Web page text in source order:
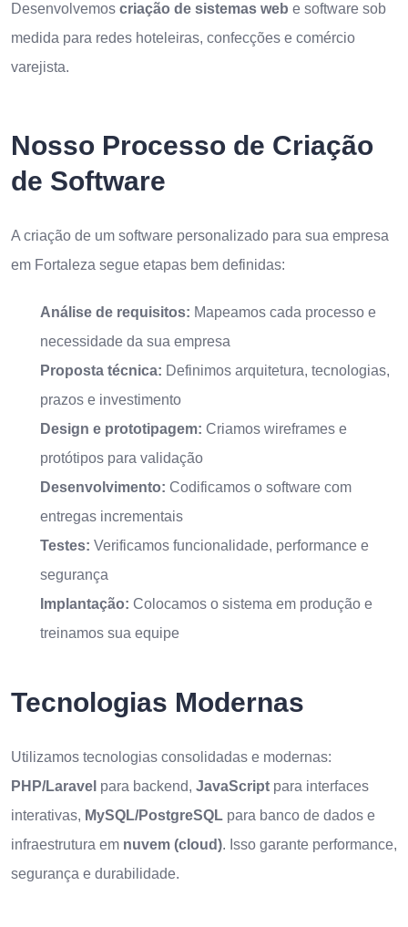
Desenvolvemos criação de sistemas web e software sob
medida para redes hoteleiras, confecções e comércio
varejista.
Nosso Processo de Criação
de Software
A criação de um software personalizado para sua empresa
em Fortaleza segue etapas bem definidas:
Análise de requisitos: Mapeamos cada processo e
necessidade da sua empresa
Proposta técnica: Definimos arquitetura, tecnologias,
prazos e investimento
Design e prototipagem: Criamos wireframes e
protótipos para validação
Desenvolvimento: Codificamos o software com
entregas incrementais
Testes: Verificamos funcionalidade, performance e
segurança
Implantação: Colocamos o sistema em produção e
treinamos sua equipe
Tecnologias Modernas
Utilizamos tecnologias consolidadas e modernas:
PHP/Laravel para backend, JavaScript para interfaces
interativas, MySQL/PostgreSQL para banco de dados e
infraestrutura em nuvem (cloud). Isso garante performance,
segurança e durabilidade.